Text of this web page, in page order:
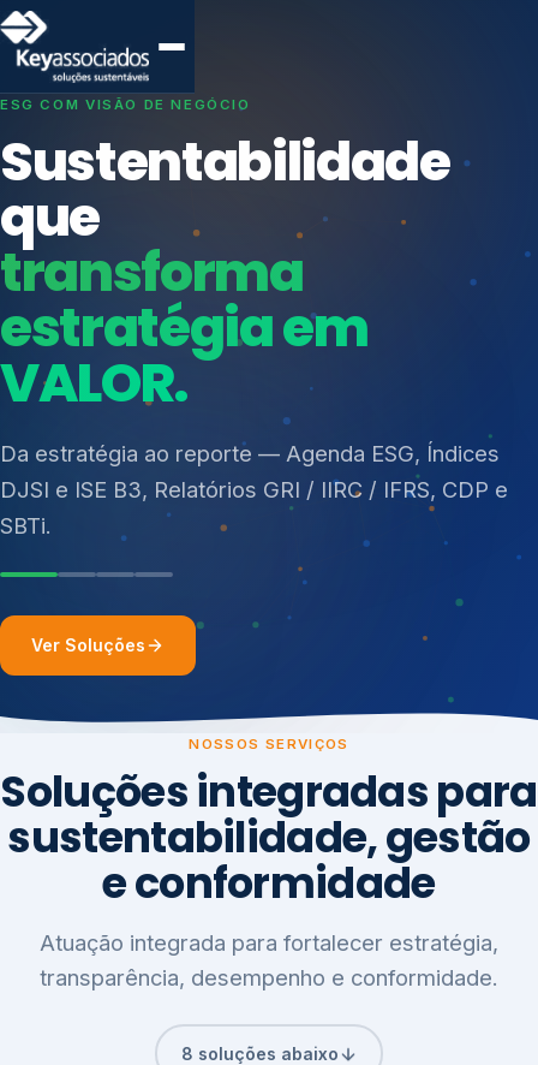
SISTEMAS DE GESTÃO OTIMIZADOS E INTEGRADOS
Conformidade que
protege seu
negócio.
Consultoria, auditoria e treinamentos em ISO 27001,
ISO 27701, ISO 42001, ISO 37001, ISO 9001, ISO
14001, ISO 45001, ONA e PNQ — Gestão de
resíduos sólidos (PGRS/PMGRS).
Índices de Mercado
Mudanças Climáticas
Reputação e Cadeia
Reporte Regulatório
Ver Soluções
NOSSOS SERVIÇOS
Soluções integradas para
sustentabilidade, gestão
e conformidade
Atuação integrada para fortalecer estratégia,
transparência, desempenho e conformidade.
8 soluções abaixo